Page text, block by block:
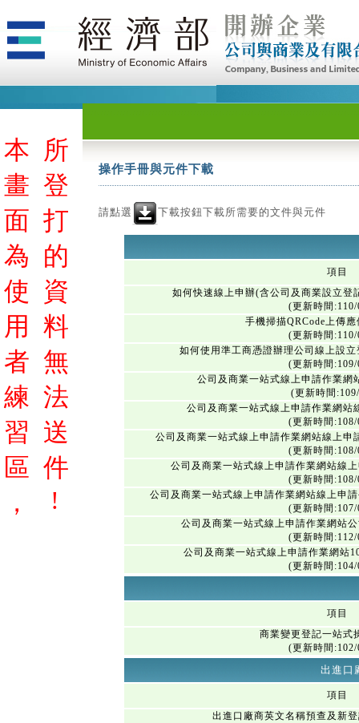
本
畫
面
為
使
用
者
練
習
區
，
所
登
打
的
資
料
無
法
送
件
!
操作手冊與元件下載
請點選 下載按鈕下載所需要的文件與元件
項目
如何快速線上申辦(含公司及商業設立登
(更新時間
手機掃描QRCode上傳
(更新時間
如何使用準工商憑證辦理公司線上設
(更新時間
公司及商業一站式線上申請作業網
(更新時間
公司及商業一站式線上申請作業網站
(更新時間
公司及商業一站式線上申請作業網站線上申
(更新時間
公司及商業一站式線上申請作業網站線
(更新時間
公司及商業一站式線上申請作業網站線上申
(更新時間
公司及商業一站式線上申請作業網站
(更新時間
公司及商業一站式線上申請作業網站
(更新時間
項目
商業變更登記一站式
(更新時間
出進口
項目
出進口廠商英文名稱預查及新